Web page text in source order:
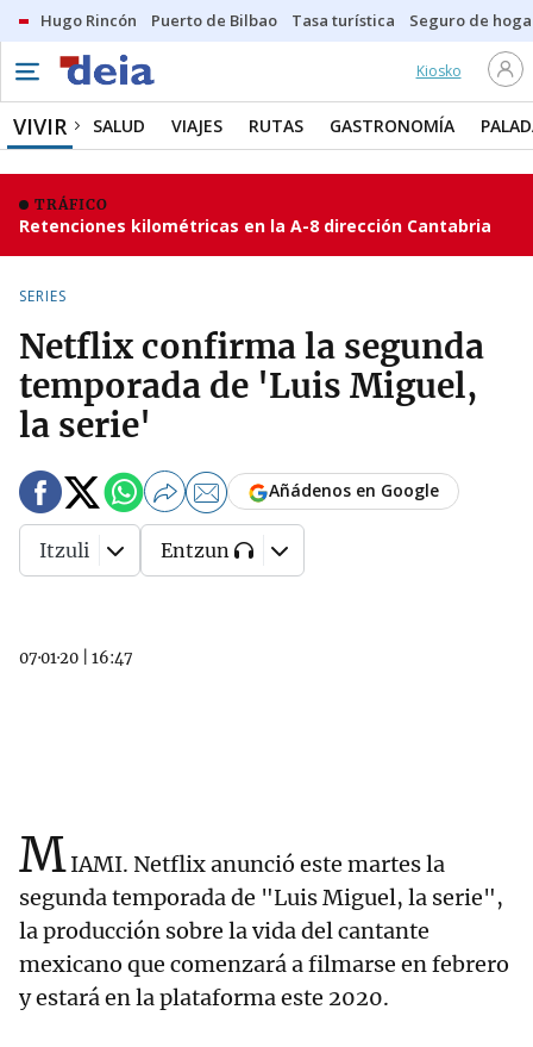
Hugo Rincón Puerto de Bilbao Tasa turística Seguro de
Kiosko
VIVIR SALUD VIAJES RUTAS GASTRONOMÍA
TRÁFICO
Retenciones kilométricas en la A-8 dirección Cantabria
SERIES
Netflix confirma la segunda
temporada de 'Luis Miguel,
la serie'
07·01·20 16:47
Añádenos en Google
Itzuli Entzun
MIAMI. Netflix anunció este martes la
segunda temporada de "Luis Miguel, la serie",
la producción sobre la vida del cantante
mexicano que comenzará a filmarse en febrero
y estará en la plataforma este 2020.